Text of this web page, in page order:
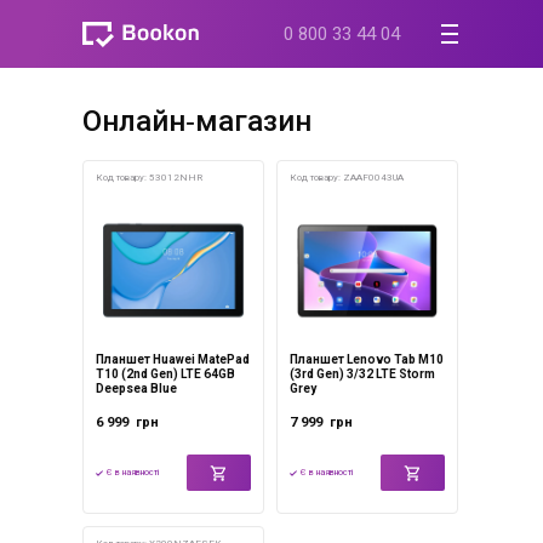
0 800 33 44 04
Онлайн‐магазин
Код товару: 53012NHR
Планшет Huawei MatePad
T10 (2nd Gen) LTE 64GB
Deepsea Blue
6 999 грн
Є в наявності
Код товару: ZAAF0043UA
Планшет Lenovo Tab M10
(3rd Gen) 3/32 LTE Storm
Grey
7 999 грн
Є в наявності